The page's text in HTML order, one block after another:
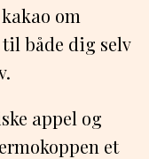
om
både dig selv
appel og
et